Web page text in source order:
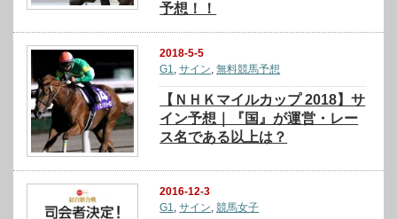
予想！！
2018-5-5
G1,サイン,無料競馬予想
【ＮＨＫマイルカップ 2018】サ
イン予想｜『国』が運営・レー
ス名である以上は？
2016-12-3
G1,サイン,競馬女子